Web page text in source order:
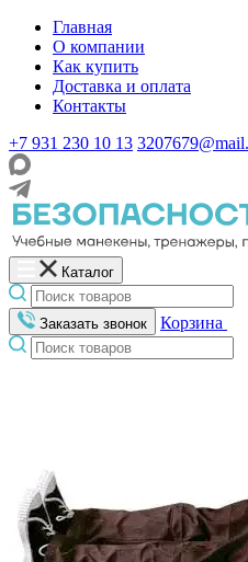
Главная
О компании
Как купить
Доставка и оплата
Контакты
+7 931 230 10 13
Каталог
Заказать звонок Корзина